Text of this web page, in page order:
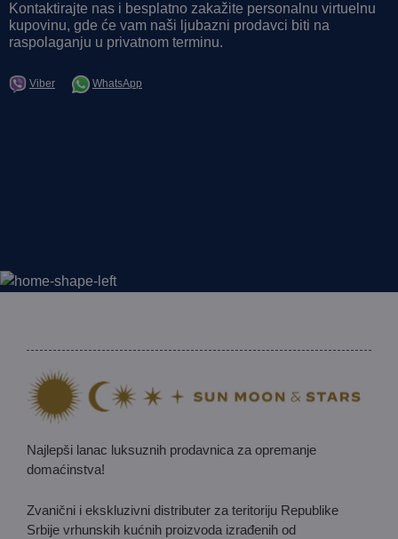
Kontaktirajte nas i besplatno zakažite personalnu virtuelnu
kupovinu, gde će vam naši ljubazni prodavci biti na
raspolaganju u privatnom terminu.
Viber WhatsApp
Najlepši lanac luksuznih prodavnica za opremanje
domaćinstva!
Zvanični i ekskluzivni distributer za teritoriju Republike
Srbije vrhunskih kućnih proizvoda izrađenih od